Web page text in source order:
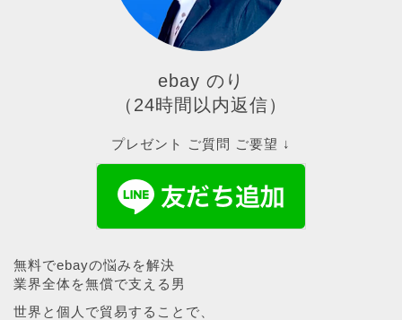
ebay のり
（24時間以内返信）
プレゼント ご質問 ご要望 ↓
無料でebayの悩みを解決
業界全体を無償で支える男
世界と個人で貿易することで、